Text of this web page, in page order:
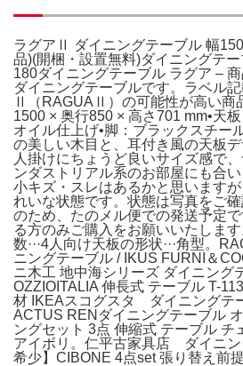
ラグアⅡ ダイニングテーブル 幅
品)(開梱・設置無料)ダイニングテー
180ダイニングテーブル ラグア –
ダイニングテーブルです。ラベル
Ⅱ（RAGUAⅡ）の可能性が高い商
1500 × 奥行850 × 高さ701 mm•天板
オイル仕上げ•脚：ブラックスチー
の美しい木目と、耳付き風の天板
人掛けにちょうど良いサイズ感で
ンダストリアル系のお部屋にも合
小キズ・スレはあるかと思います
れいな状態です。状態は写真をご
のため、たのメル便での発送予定
る方のみご購入をお願いいたします
数···4人向け天板の形状···角型。
ニングテーブル / IKUS FURNI＆
ニ木工 地中海シリーズ ダイニング
OZZIOITALIA 伸長式 テーブル T-
材 IKEAスコグスタ ダイニングテ
ACTUS RENダイニングテーブル
ングセット 3点 伸縮式 テーブル チ
アイボリ。仁平古家具店 ダイニン
希少】CIBONE 4点set 張り替え前